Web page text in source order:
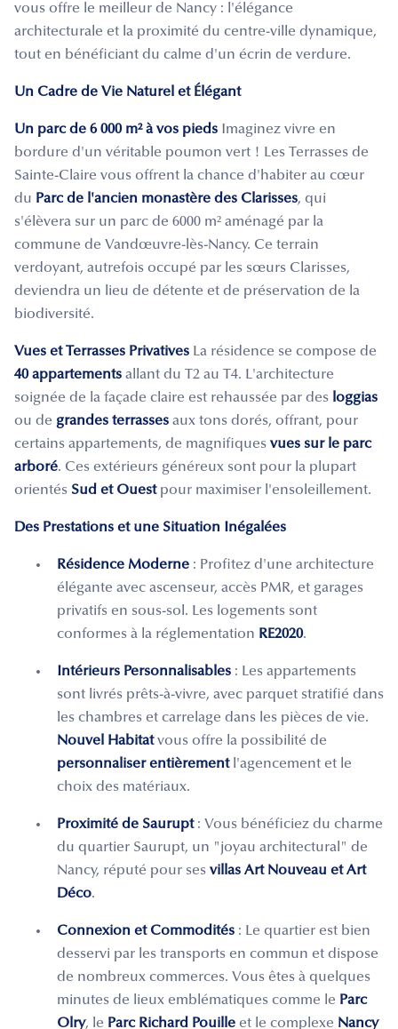
vous offre le meilleur de Nancy : l'élégance
architecturale et la proximité du centre-ville dynamique,
tout en bénéficiant du calme d'un écrin de verdure.
Un Cadre de Vie Naturel et Élégant
Un parc de 6 000 m² à vos pieds Imaginez vivre en
bordure d'un véritable poumon vert ! Les Terrasses de
Sainte-Claire vous offrent la chance d'habiter au cœur
du Parc de l'ancien monastère des Clarisses, qui
s'élèvera sur un parc de 6000 m² aménagé par la
commune de Vandœuvre-lès-Nancy. Ce terrain
verdoyant, autrefois occupé par les sœurs Clarisses,
deviendra un lieu de détente et de préservation de la
biodiversité.
Vues et Terrasses Privatives La résidence se compose de
40 appartements allant du T2 au T4. L'architecture
soignée de la façade claire est rehaussée par des loggias
ou de grandes terrasses aux tons dorés, offrant, pour
certains appartements, de magnifiques vues sur le parc
arboré. Ces extérieurs généreux sont pour la plupart
orientés Sud et Ouestpour maximiser l'ensoleillement.
Des Prestations et une Situation Inégalées
Résidence Moderne : Profitez d'une architecture
élégante avec ascenseur, accès PMR, et garages
privatifs en sous-sol. Les logements sont
conformes à la réglementation RE2020.
Intérieurs Personnalisables : Les appartements
sont livrés prêts-à-vivre, avec parquet stratifié dans
les chambres et carrelage dans les pièces de vie.
Nouvel Habitatvous offre la possibilité de
personnaliser entièrementl'agencement et le
choix des matériaux.
Proximité de Saurupt: Vous bénéficiez du charme
du quartier Saurupt, un "joyau architectural" de
Nancy, réputé pour ses villas Art Nouveau et Art
Déco.
Connexion et Commodités : Le quartier est bien
desservi par les transports en commun et dispose
de nombreux commerces. Vous êtes à quelques
minutes de lieux emblématiques comme le Parc
Olry, le Parc Richard Pouille et le complexe Nancy